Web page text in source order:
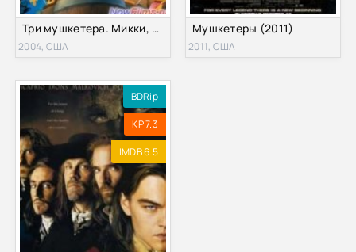
Три мушкетера. Микки, Дональд, Гуфи (2004)
2004, США
Мушкетеры (2011)
2011, США
BDRip
KP 7.3
IMDB 6.5